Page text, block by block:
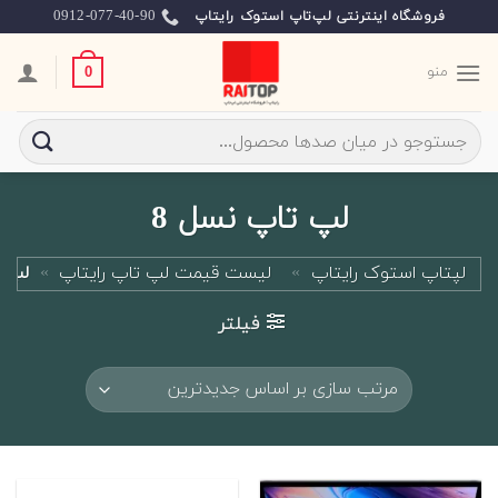
to
content
فروشگاه اینترنتی لپ‌تاپ استوک رایتاپ 0912-077-40-90
منو 0
جستجو
برای:
لپ تاپ نسل 8
لپتاپ استوک رایتاپ » لیست قیمت لپ تاپ رایتاپ » لپ
فیلتر